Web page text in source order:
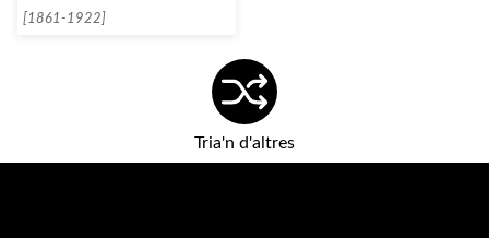
[1861-1922]
Tria'n d'altres